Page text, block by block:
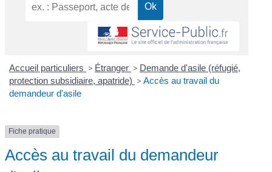
Accueil particuliers > Étranger > Demande d'asile (réfugié,
protection subsidiaire, apatride) > Accès au travail du
demandeur d'asile
Fiche pratique
Accès au travail du demandeur